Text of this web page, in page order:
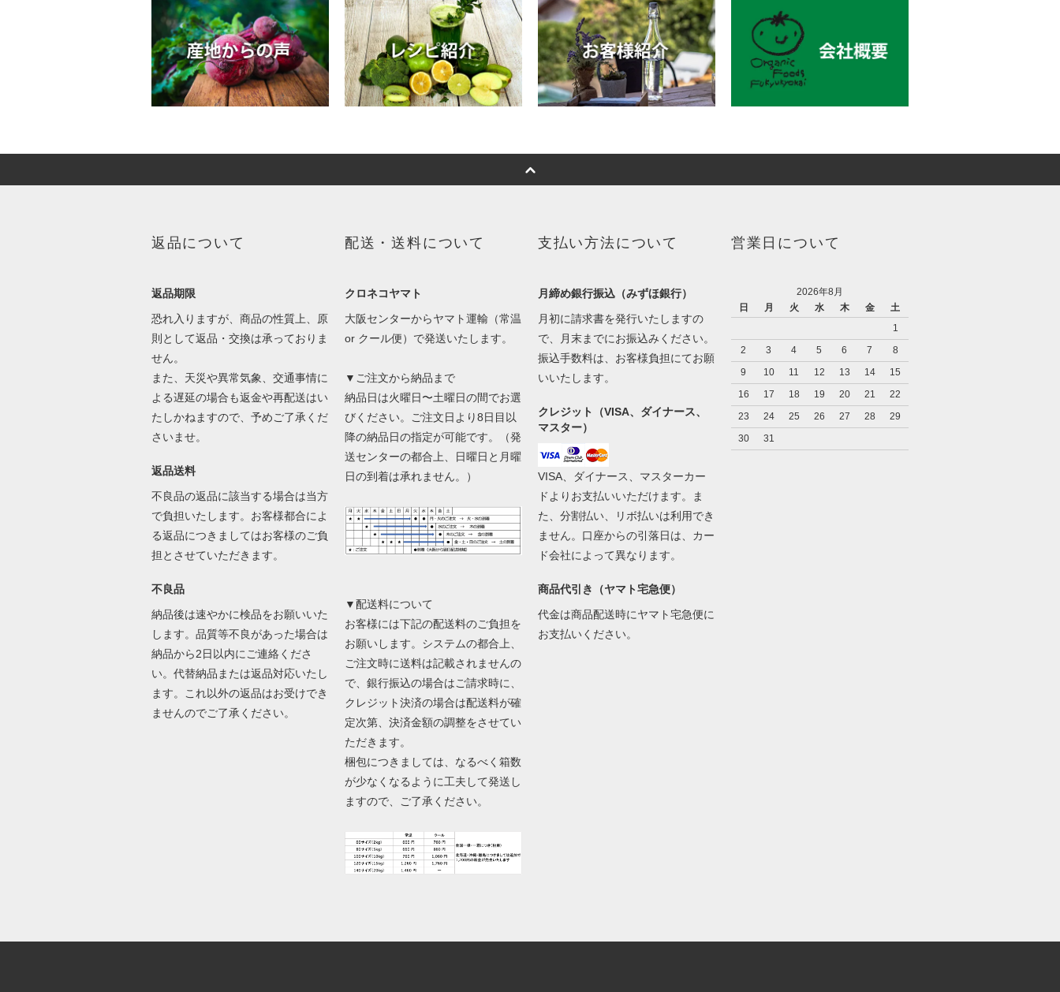
返品について
返品期限
恐れ入りますが、商品の性質上、原
則として返品・交換は承っておりま
せん。
また、天災や異常気象、交通事情に
よる遅延の場合も返金や再配送はい
たしかねますので、予めご了承くだ
さいませ。
返品送料
不良品の返品に該当する場合は当方
で負担いたします。お客様都合によ
る返品につきましてはお客様のご負
担とさせていただきます。
不良品
納品後は速やかに検品をお願いいた
します。品質等不良があった場合は
納品から2日以内にご連絡くださ
い。代替納品または返品対応いたし
ます。これ以外の返品はお受けでき
ませんのでご了承ください。
配送・送料について
クロネコヤマト
大阪センターからヤマト運輸（常温
or クール便）で発送いたします。
▼ご注文から納品まで
納品日は火曜日〜土曜日の間でお選
びください。ご注文日より8日目以
降の納品日の指定が可能です。（発
送センターの都合上、日曜日と月曜
日の到着は承れません。）
▼配送料について
お客様には下記の配送料のご負担を
お願いします。システムの都合上、
ご注文時に送料は記載されませんの
で、銀行振込の場合はご請求時に、
クレジット決済の場合は配送料が確
定次第、決済金額の調整をさせてい
ただきます。
梱包につきましては、なるべく箱数
が少なくなるように工夫して発送し
ますので、ご了承ください。
支払い方法について
月締め銀行振込（みずほ銀行）
月初に請求書を発行いたしますの
で、月末までにお振込みください。
振込手数料は、お客様負担にてお願
いいたします。
クレジット（VISA、ダイナース、
マスター）
VISA、ダイナース、マスターカー
ドよりお支払いいただけます。ま
た、分割払い、リボ払いは利用でき
ません。口座からの引落日は、カー
ド会社によって異なります。
商品代引き（ヤマト宅急便）
代金は商品配送時にヤマト宅急便に
お支払いください。
営業日について
2026年8月
日
月 火 水 木 金
土
1
2
3 4 5 6 7
8
9
10 11 12 13 14
15
16
17 18 19 20 21
22
23
24 25 26 27 28
29
30
31